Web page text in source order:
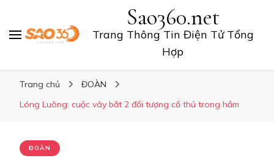
Sao360.net
Trang Thông Tin Điện Tử Tổng
Hợp
Trang chủ
ĐOÀN
Lóng Luông: cuộc vây bắt 2 đối tượng cố thủ trong hầm
ĐOÀN